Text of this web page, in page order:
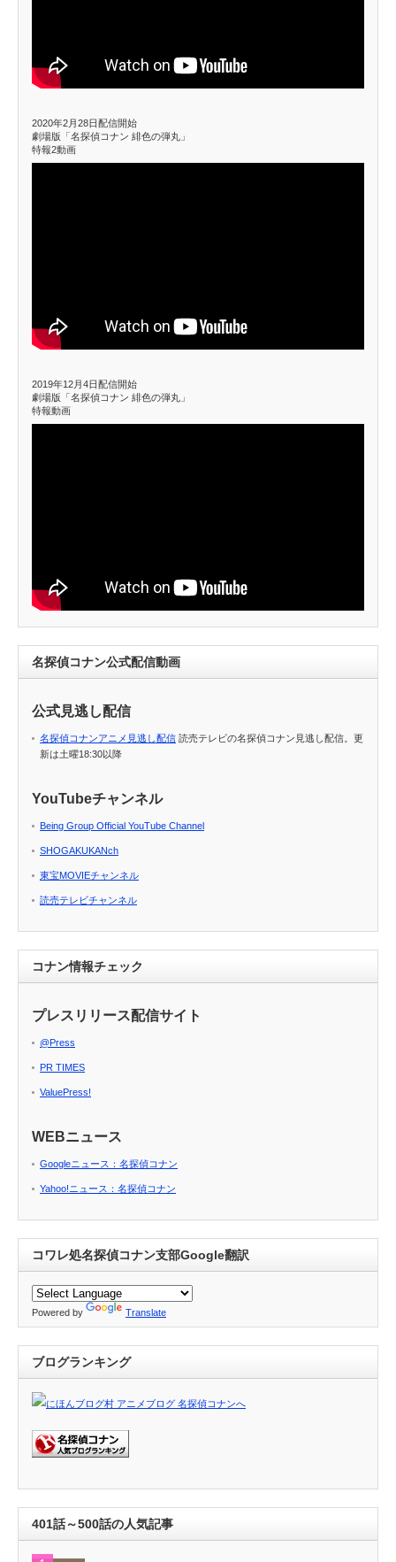
2020年2月28日配信開始
劇場版「名探偵コナン 緋色の弾丸」
特報2動画
2019年12月4日配信開始
劇場版「名探偵コナン 緋色の弾丸」
特報動画
名探偵コナン公式配信動画
公式見逃し配信
名探偵コナンアニメ見逃し配信 読売テレビの名探偵コナン見逃し配信。更
新は土曜18:30以降
YouTubeチャンネル
Being Group Official YouTube Channel
SHOGAKUKANch
東宝MOVIEチャンネル
読売テレビチャンネル
コナン情報チェック
プレスリリース配信サイト
@Press
PR TIMES
ValuePress!
WEBニュース
Googleニュース：名探偵コナン
Yahoo!ニュース：名探偵コナン
コワレ処名探偵コナン支部Google翻訳
Powered by Translate
ブログランキング
401話～500話の人気記事